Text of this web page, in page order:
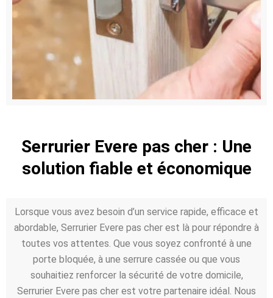
Serrurier Evere pas cher : Une
solution fiable et économique
Lorsque vous avez besoin d’un service rapide, efficace et
abordable, Serrurier Evere pas cher est là pour répondre à
toutes vos attentes. Que vous soyez confronté à une
porte bloquée, à une serrure cassée ou que vous
souhaitiez renforcer la sécurité de votre domicile,
Serrurier Evere pas cher est votre partenaire idéal. Nous